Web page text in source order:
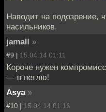
Наводит на подозрение,
насильников.
jamall »
#9 | 15.04.14 01:11
Короче нужен
— в петлю!
Asya »
#10 | 15.04.14 01:16